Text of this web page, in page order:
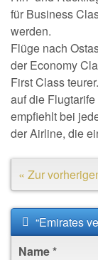
für Business
werden.
Flüge nach
der Economy
First Class
auf die
empfiehlt bei
der Airline, die
« Zur
“Emirates
Name*